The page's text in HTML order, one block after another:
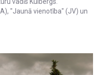
"Jaunā vienotība" (JV) un